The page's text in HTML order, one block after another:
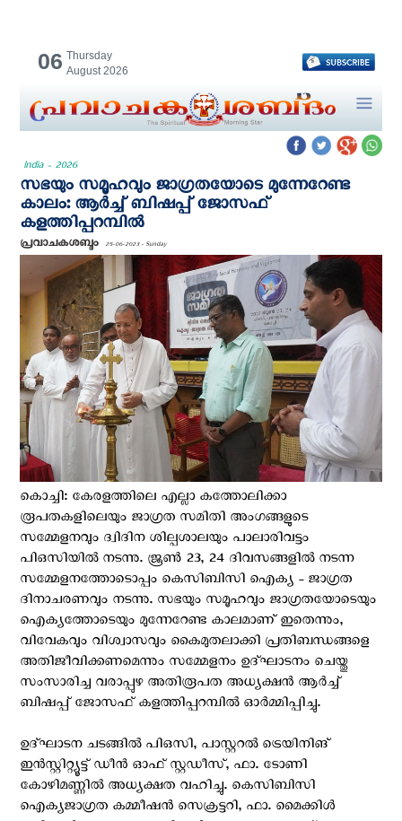
06 Thursday
August 2026
India - 2026
സഭയും സമൂഹവും ജാഗ്രതയോടെ മുന്നേറേണ്ട
കാലം: ആർച്ച് ബിഷപ്പ് ജോസഫ്
കളത്തിപ്പറമ്പിൽ
പ്രവാചകശബ്ദം 25-06-2023 - Sunday
കൊച്ചി: കേരളത്തിലെ എല്ലാ കത്തോലിക്കാ
രൂപതകളിലെയും ജാഗ്രത സമിതി അംഗങ്ങളുടെ
സമ്മേളനവും ദ്വിദിന ശില്പശാലയും പാലാരിവട്ടം
പിഒസിയിൽ നടന്നു. ജൂൺ 23, 24 ദിവസങ്ങളിൽ നടന്ന
സമ്മേളനത്തോടൊപ്പം കെസിബിസി ഐക്യ - ജാഗ്രത
ദിനാചരണവും നടന്നു. സഭയും സമൂഹവും ജാഗ്രതയോടെയും
ഐക്യത്തോടെയും മുന്നേറേണ്ട കാലമാണ് ഇതെന്നും,
വിവേകവും വിശ്വാസവും കൈമുതലാക്കി പ്രതിബന്ധങ്ങളെ
അതിജീവിക്കണമെന്നും സമ്മേളനം ഉദ്‌ഘാടനം ചെയ്തു
സംസാരിച്ച വരാപ്പുഴ അതിരൂപത അധ്യക്ഷൻ ആർച്ച്
ബിഷപ്പ് ജോസഫ് കളത്തിപ്പറമ്പിൽ ഓർമ്മിപ്പിച്ചു.
ഉദ്‌ഘാടന ചടങ്ങിൽ പിഒസി, പാസ്റ്ററൽ ട്രെയിനിങ്
ഇൻസ്റ്റിറ്റ്യൂട്ട് ഡീൻ ഓഫ് സ്റ്റഡീസ്, ഫാ. ടോണി
കോഴിമണ്ണിൽ അധ്യക്ഷത വഹിച്ചു. കെസിബിസി
ഐക്യജാഗ്രത കമ്മീഷൻ സെക്രട്ടറി, ഫാ. മൈക്കിൾ